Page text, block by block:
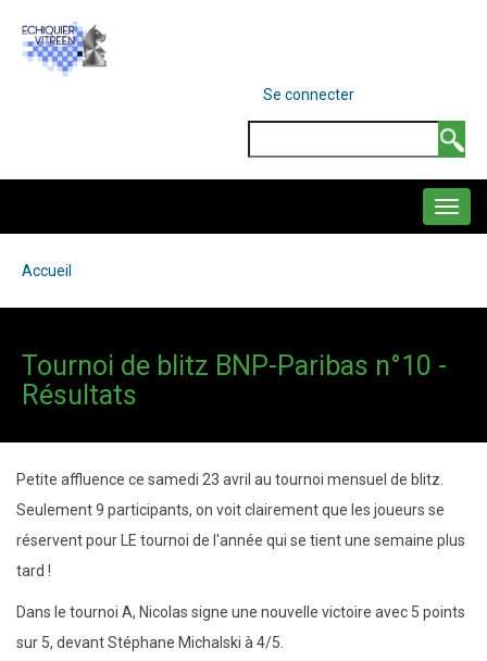
contenu
MENU
COMPTE
DE
Se connecter
d'Ariane
Accueil
Tournoi de blitz BNP-Paribas n°10 -
Résultats
Petite affluence ce samedi 23 avril au tournoi mensuel de blitz.
Seulement 9 participants, on voit clairement que les joueurs se
réservent pour LE tournoi de l'année qui se tient une semaine plus
tard !
Dans le tournoi A, Nicolas signe une nouvelle victoire avec 5 points
sur 5, devant Stéphane Michalski à 4/5.